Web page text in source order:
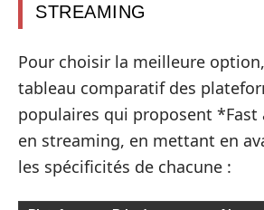
STREAMING
Pour choisir la meilleure
tableau comparatif des
populaires qui proposent *Fast
en streaming, en mettant en
les spécificités de chacune :